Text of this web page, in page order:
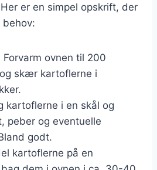
er en simpel opskrift, der
behov:
Forvarm ovnen til 200
skær kartoflerne i
kartoflerne i en skål og
peber og eventuelle
godt.
kartoflerne på en